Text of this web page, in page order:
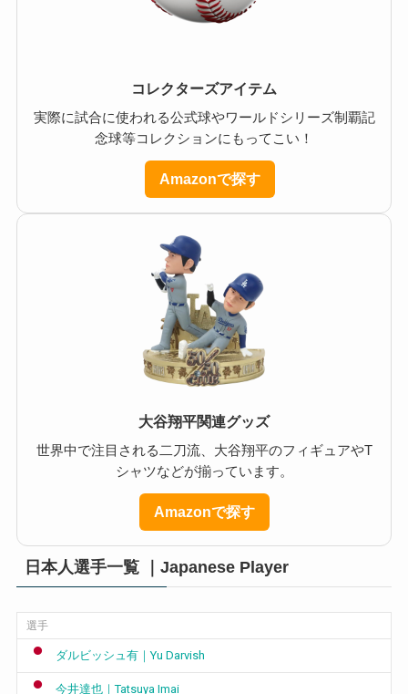
コレクターズアイテム
実際に試合に使われる公式球やワールドシリーズ制覇記
念球等コレクションにもってこい！
Amazonで探す
大谷翔平関連グッズ
世界中で注目される二刀流、大谷翔平のフィギュアやT
シャツなどが揃っています。
Amazonで探す
日本人選手一覧 ｜Japanese Player
選手
ダルビッシュ有｜Yu Darvish
今井達也｜Tatsuya Imai